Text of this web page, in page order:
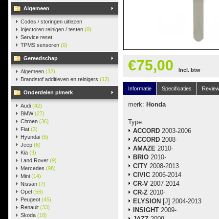
Algemeen
Codes / storingen uitlezen
Injectoren reinigen / testen (0)
Service reset
TPMS sensoren (0)
Gereedschap
Algemeen (32)
Brandstof additieven en reinigers (12)
Onderdelen p/merk
Audi (42)
BMW(27)
Citroen (36)
Fiat (3)
Hyundai (5)
Jeep (6)
Kia (3)
Land Rover (9)
Mercedes (98)
Mini (14)
Nissan (7)
Opel (56)
Peugeot (45)
Renault (33)
Skoda (18)
€75,00 Incl. btw
Informatie Specificaties
merk: Honda
Type:
ACCORD 2003-2006
ACCORD 2008-
AMAZE 2010-
BRIO 2010-
CITY 2008-2013
CIVIC 2006-2014
CR-V 2007-2014
CR-Z 2010-
ELYSION [J] 2004-2013
INSIGHT 2009-